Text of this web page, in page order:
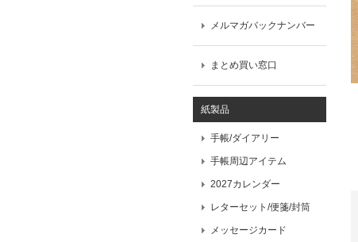
メルマガバックナンバー
まとめ買い窓口
紙製品
手帳/ダイアリー
手帳周辺アイテム
2027カレンダー
レターセット/便箋/封筒
メッセージカード